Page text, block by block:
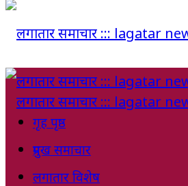
गृह पृष्ठ
प्रमुख समाचार
लगातार विशेष